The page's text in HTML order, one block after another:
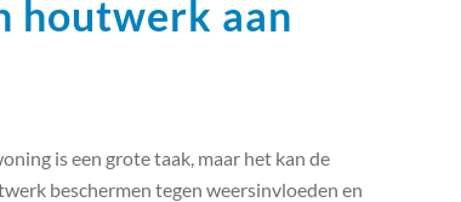
houtwerk aan
is een grote taak, maar het kan de
beschermen tegen weersinvloeden en